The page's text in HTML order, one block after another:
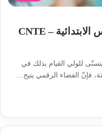
رابط الفضاء الرقمي للمدارس الابتدائية – CNTE
للولي القيام بذلك في
فإنّ الفضاء الرقمي يتيح…